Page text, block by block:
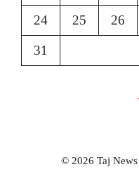
24 25 26
31
© 2026 Taj News